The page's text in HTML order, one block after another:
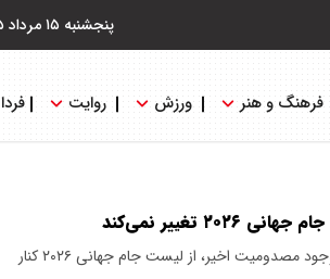
پنجشنبه ۱۵ مرداد ۱۴۰۵
فرهنگ و هنر ورزش روایت فردا
تغییر نمی‌کند
سرمربی تیم ملی فوتبال برزیل اعلام کرد که نیمار را با وجود مصدومیت اخیر، از لیست جام جهانی ۲۰۲۶ کنار